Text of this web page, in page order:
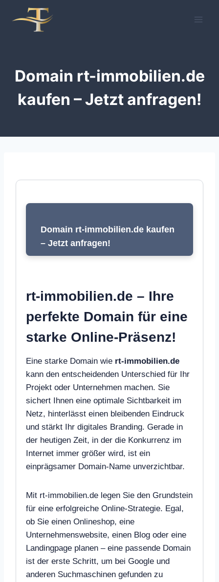
Inhalt
Domain rt-immobilien.de
kaufen – Jetzt anfragen!
Domain rt-immobilien.de kaufen
– Jetzt anfragen!
rt-immobilien.de – Ihre
perfekte Domain für eine
starke Online-Präsenz!
Eine starke Domain wie rt-immobilien.de
kann den entscheidenden Unterschied für Ihr
Projekt oder Unternehmen machen. Sie
sichert Ihnen eine optimale Sichtbarkeit im
Netz, hinterlässt einen bleibenden Eindruck
und stärkt Ihr digitales Branding. Gerade in
der heutigen Zeit, in der die Konkurrenz im
Internet immer größer wird, ist ein
einprägsamer Domain-Name unverzichtbar.
Mit rt-immobilien.de legen Sie den Grundstein
für eine erfolgreiche Online-Strategie. Egal,
ob Sie einen Onlineshop, eine
Unternehmenswebsite, einen Blog oder eine
Landingpage planen – eine passende Domain
ist der erste Schritt, um bei Google und
anderen Suchmaschinen gefunden zu